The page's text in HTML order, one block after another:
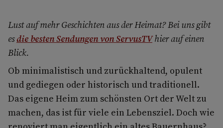
Lust auf mehr Geschichten aus der Heimat? Bei uns gibt
esdie besten Sendungen von ServusTVhier auf einen
Blick.
Ob minimalistisch und zurückhaltend, opulent
und gediegen oder historisch und traditionell.
Das eigene Heim zum schönsten Ort der Welt zu
machen, das ist für viele ein Lebensziel. Doch wie